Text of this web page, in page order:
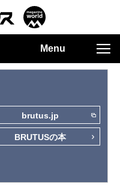
Menu
brutus.jp
BRUTUSの本